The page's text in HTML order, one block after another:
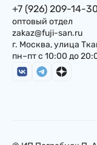
+7 (926) 209-14-
оптовый отдел
zakaz@fuji-san.ru
г. Москва, улица
пн–пт с 10:00 до